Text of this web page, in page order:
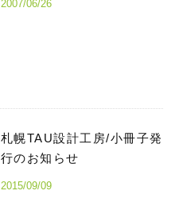
2007/06/26
札幌TAU設計工房/小冊子発
行のお知らせ
2015/09/09